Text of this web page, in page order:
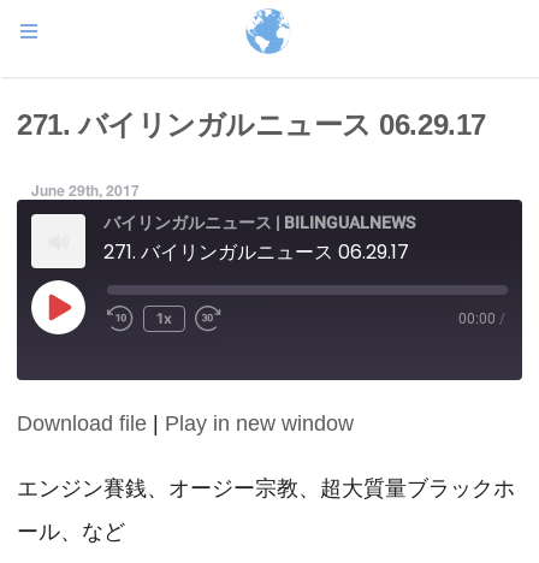
271. バイリンガルニュース 06.29.17
June 29th, 2017
バイリンガルニュース | BILINGUALNEWS
271. バイリンガルニュース 06.29.17
Play
Episode
1x 00:00 /
SHARE
LINK
EMBED
Download file Play in new window
エンジン賽銭、オージー宗教、超大質量ブラックホ
ール、など